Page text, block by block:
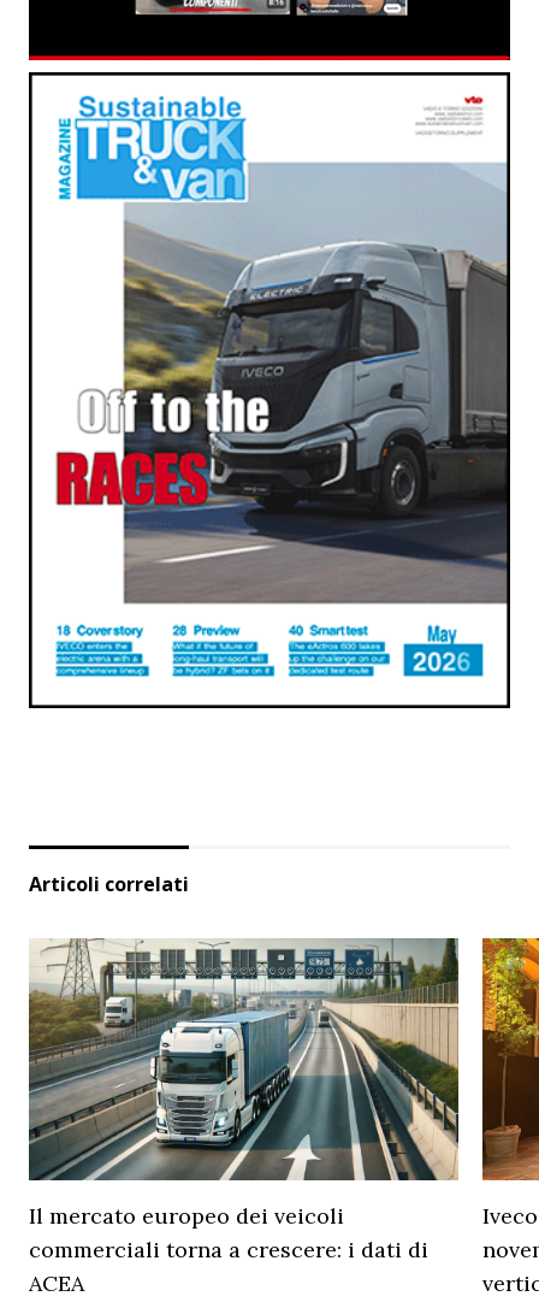
Articoli correlati
Il mercato europeo dei veicoli
commerciali torna a crescere: i dati di
ACEA